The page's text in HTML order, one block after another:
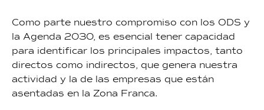
Como parte nuestro compromiso con los ODS y
la Agenda 2030, es esencial tener capacidad
para identificar los principales impactos, tanto
directos como indirectos, que genera nuestra
actividad y la de las empresas que están
asentadas en la Zona Franca.